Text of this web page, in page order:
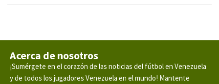
Acerca de nosotros
¡Sumérgete en el corazón de las noticias del fútbol en Venezuela
y de todos los jugadores Venezuela en el mundo! Mantente